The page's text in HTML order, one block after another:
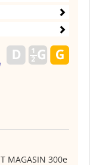
MAGASIN 300e